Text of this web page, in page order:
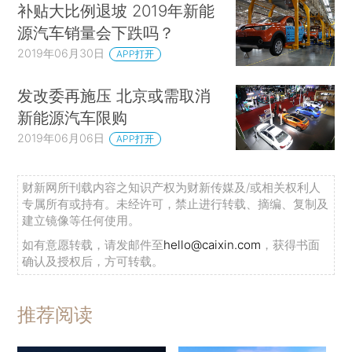
补贴大比例退坡 2019年新能
源汽车销量会下跌吗？
2019年06月30日 APP打开
发改委再施压 北京或需取消
新能源汽车限购
2019年06月06日 APP打开
财新网所刊载内容之知识产权为财新传媒及/或相关权利人
专属所有或持有。未经许可，禁止进行转载、摘编、复制及
建立镜像等任何使用。
如有意愿转载，请发邮件至hello@caixin.com ，获得书面
确认及授权后，方可转载。
推荐阅读